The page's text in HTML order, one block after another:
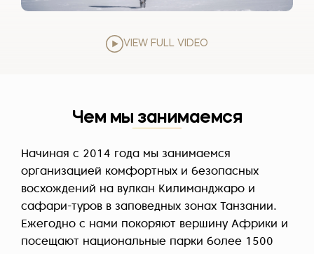
VIEW FULL VIDEO
Чем мы занимаемся
Начиная с 2014 года мы занимаемся
организацией комфортных и безопасных
восхождений на вулкан Килиманджаро и
сафари-туров в заповедных зонах Танзании.
Ежегодно с нами покоряют вершину Африки и
посещают национальные парки более 1500